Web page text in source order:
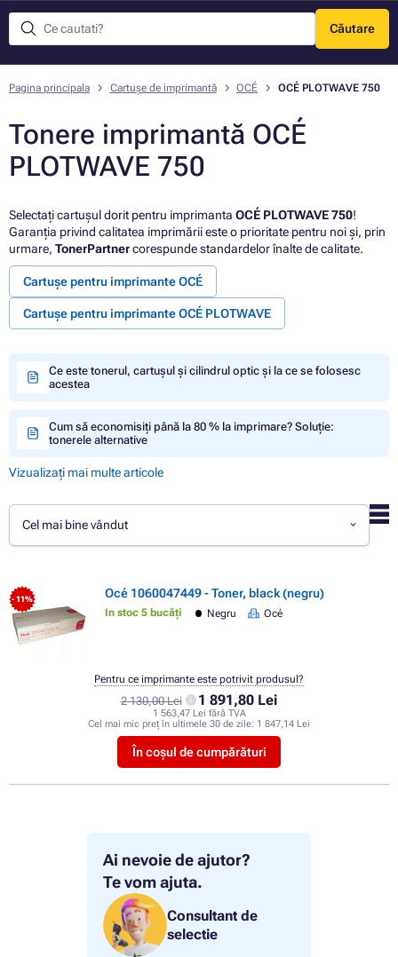
Căutare
Meniu
Ai nevoie de ajutor?
Te vom ajuta.
Consultant de
selectie
Pagina principala Cartușe de imprimantă OCÉ OCÉ PLOTWAVE 750
Tonere imprimantă OCÉ
PLOTWAVE 750
Selectați cartușul dorit pentru imprimanta OCÉ PLOTWAVE 750!
Garanția privind calitatea imprimării este o prioritate pentru noi și, prin
urmare, TonerPartnercorespunde standardelor înalte de calitate.
Cartușe pentru imprimante OCÉ
Cartușe pentru imprimante OCÉ PLOTWAVE
Ce este tonerul, cartușul și cilindrul optic și la ce se folosesc
acestea
Cum să economisiți până la 80 % la imprimare? Soluție:
tonerele alternative
Vizualizați mai multe articole
Cel mai bine vândut
- 11% Océ 1060047449 - Toner, black (negru)
In stoc 5 bucăți Negru Océ
2 130,00 Lei 1 891,80 Lei
1 563,47 Lei fără TVA
Cel mai mic preț în ultimele 30 de zile: 1 847,14 Lei
În coșul de cumpărături
Pentru ce imprimante este potrivit produsul?